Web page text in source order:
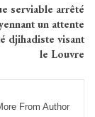
serviable arrêté
un attente
djihadiste visant
le Louvre
From Author